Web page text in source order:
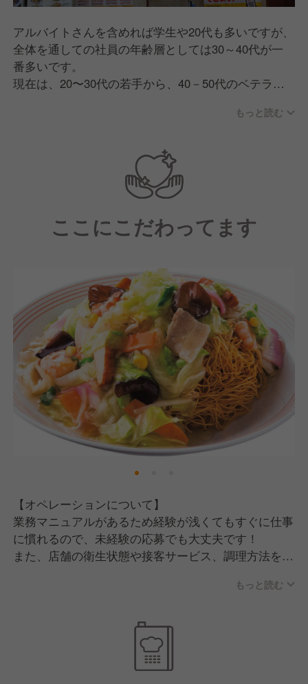
アルバイトさんを含めれば学生や20代も多いですが、
全体を通しての社員の年齢層としては30～40代が一
番多いです。
現在は、20〜30代の若手から、40－50代のベテラン
験者だけではなく、未経験で入社されている方も多い
職場の雰囲気として、昼は主婦層のパートさん、夜は
アルバイトの学生さん中心で動いていますが、どの時
間帯でも仲良くアットホームな環境といえるでしょ
て、自らを変革し、人格を高める」という中で、仕事
に対する意識は高いかと思います。
もっと読む
ここにこだわってます
【オペレーションについて】
業務マニュアルがあるため経験が浅くてもすぐに仕事
に慣れるので、未経験の応募でも大丈夫です！
また、店舗の衛生状態や接客サービス、調理方法を評
れますので、そこから役立つ助言を受け取ることもで
経験を活かせる環境ですし、マネジメント勉強してみ
たい方もしっかりフォローいたします！
【老舗企業だけど、まだまだこれから！】
もっと読む